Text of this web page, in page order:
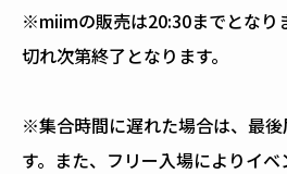
※miimの販売は20:30までとなり
切れ次第終了となります。
※集合時間に遅れた場合は、最
す。また、フリー入場によりイ